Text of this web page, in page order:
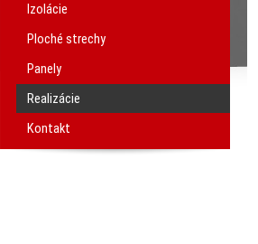
Izolácie
Ploché strechy
Panely
Realizácie
Kontakt